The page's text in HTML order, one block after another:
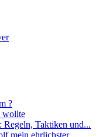
?
wollte
Taktiken und...
mein ehrlichster...